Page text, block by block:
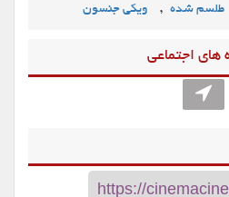
طلسم شده , ویکی جنسون
اجتماعی